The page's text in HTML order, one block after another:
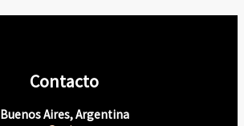
Contacto
Buenos Aires, Argentina